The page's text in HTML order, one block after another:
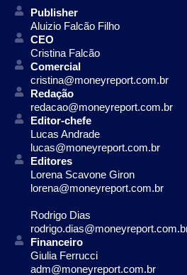
Publisher
Aluizio Falcão Filho
CEO
Cristina Falcão
Comercial
cristina@moneyreport.com.br
Redação
redacao@moneyreport.com.br
Editor-chefe
Lucas Andrade
lucas@moneyreport.com.br
Editores
Lorena Scavone Giron
lorena@moneyreport.com.br
Rodrigo Dias
Financeiro
Giulia Ferrucci
adm@moneyreport.com.br